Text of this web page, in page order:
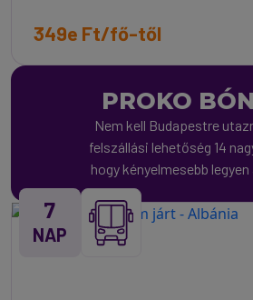
349e Ft/fő-től
PROKO
Nem kell Budapestre
felszállási lehetőség 14
hogy kényelmesebb
7
NAP